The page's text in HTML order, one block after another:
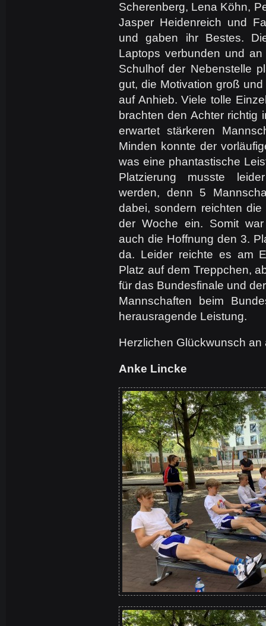
Scherenberg, Lena Köhn,
Jasper Heidenreich und
und gaben ihr Bestes.
Laptops verbunden und
Schulhof der Nebenstelle
gut, die Motivation groß
auf Anhieb. Viele tolle
brachten den Achter richtig
erwartet stärkeren
Minden konnte der
was eine phantastische
Platzierung musste
werden, denn 5
dabei, sondern reichten
der Woche ein. Somit
auch die Hoffnung den 3.
da. Leider reichte es am
Platz auf dem Treppchen,
für das Bundesfinale und
Mannschaften beim
herausragende Leistung.
Herzlichen Glückwunsch an
Anke Lincke